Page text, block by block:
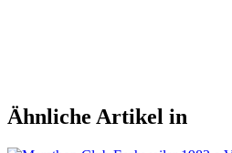
Ähnliche Artikel in